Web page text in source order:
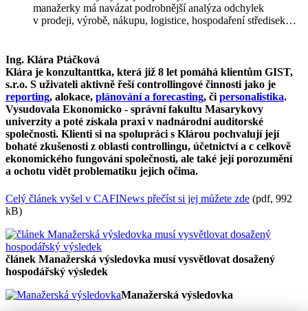
manažerky má navázat podrobnější analýza odchylek
v prodeji, výrobě, nákupu, logistice, hospodaření středisek…
Ing. Klára Ptáčková
Klára je konzultanttka, která již 8 let pomáhá klientům GIST,
s.r.o. S uživateli aktivně řeší controllingové činnosti jako je
reporting, alokace, plánování a forecasting, čipersonalistika.
Vysudovala Ekonomicko - správní fakultu Masarykovy
univerzity a poté získala praxi v nadnárodní auditorské
společnosti. Klienti si na spolupráci s Klárou pochvalují její
bohaté zkušenosti z oblasti controllingu, účetnictví a c celkově
ekonomického fungování společnosti, ale také její porozumění
a ochotu vidět problematiku jejich očima.
Celý článek vyšel v CAFINews přečíst si jej můžete zde (pdf, 992
kB)
článek Manažerská výsledovka musí vysvětlovat dosažený
hospodářský výsledek
Manažerská výsledovka